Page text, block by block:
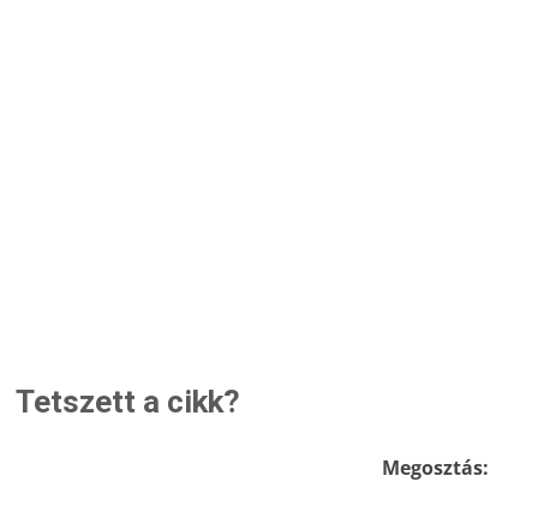
Tetszett a cikk?
Megosztás: